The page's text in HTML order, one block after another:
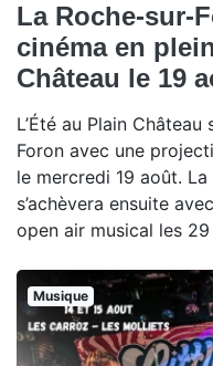
La Roche-sur-
cinéma en
Château le 19
L’Été au Plain
Foron avec une
le mercredi 19 août.
s’achèvera ensuite
open air musical les
Musique